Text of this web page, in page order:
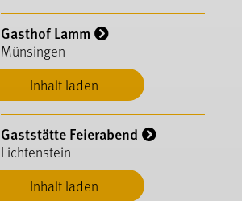
Inhalt laden
Gasthof Lamm
Münsingen
Inhalt laden
Gaststätte Feierabend
Lichtenstein